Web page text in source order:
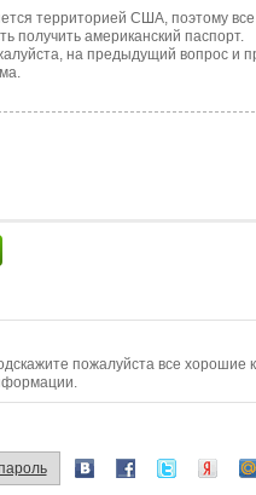
территорией США, поэтому
получить американский паспорт.
на предыдущий вопрос и
пожалуйста все хорошие